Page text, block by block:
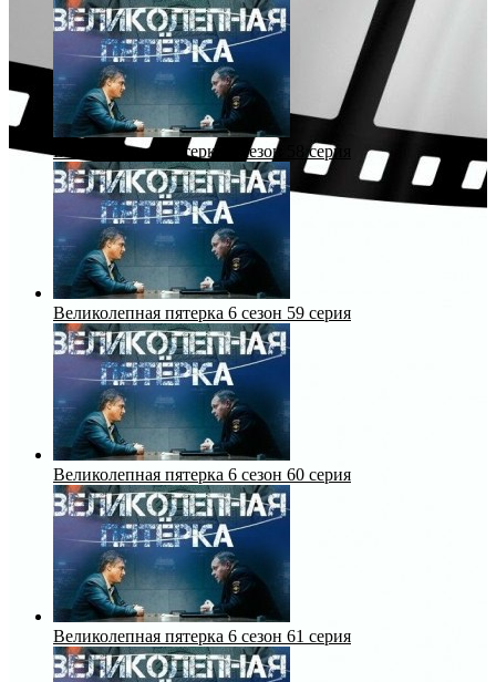
Великолепная пятерка 6 сезон 58 серия
Великолепная пятерка 6 сезон 59 серия
Великолепная пятерка 6 сезон 60 серия
Великолепная пятерка 6 сезон 61 серия